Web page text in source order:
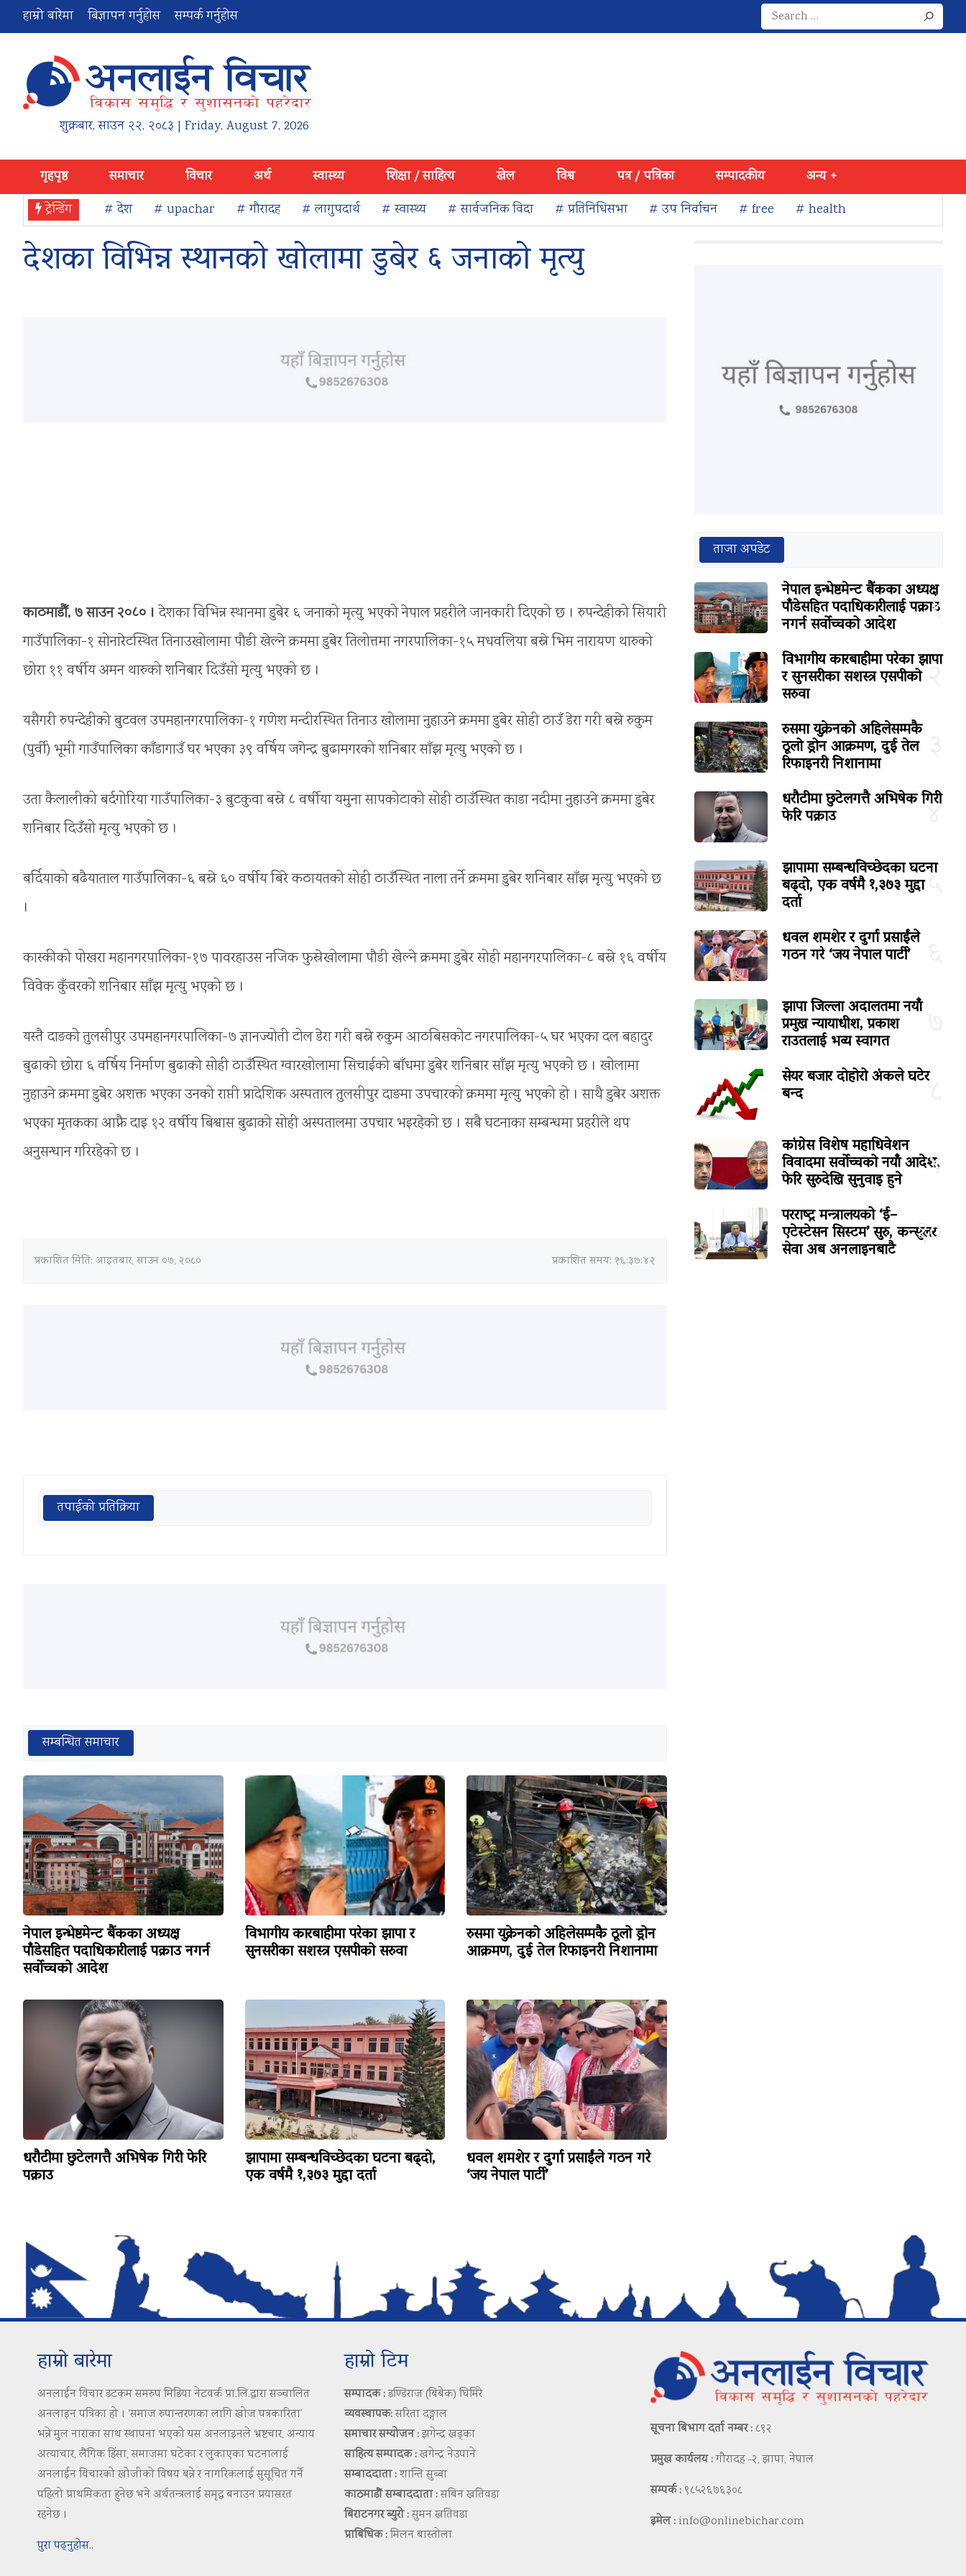
हाम्रो बारेमा बिज्ञापन गर्नुहोस सम्पर्क गर्नुहोस
Search
for:
शुक्रबार,साउन २२, २०८३ | Friday, August 7, 2026
गृहपृष्ठ समाचार विचार अर्थ स्वास्थ्य शिक्षा / साहित्य खेल विश्व पत्र / पत्रिका सम्पादकीय
अन्य +
ट्रेन्डिंग
# देश # upachar # गौरादह # लागुपदार्थ # स्वास्थ्य # सार्वजनिक विदा # प्रतिनिधिसभा # उप निर्वाचन # free # health
देशका विभिन्न स्थानको खोलामा डुबेर ६ जनाको मृत्यु
काठमाडौँ, ७ साउन २०८० । देशका विभिन्न स्थानमा डुबेर ६ जनाको मृत्यु भएको नेपाल प्रहरीले जानकारी दिएको छ । रुपन्देहीको सियारी
गाउँपालिका-१ सोनारेटस्थित तिनाउखोलामा पौडी खेल्ने क्रममा डुबेर तिलोत्तमा नगरपालिका-१५ मधवलिया बस्ने भिम नारायण थारुको
छोरा ११ वर्षीय अमन थारुको शनिबार दिउँसो मृत्यु भएको छ ।
यसैगरी रुपन्देहीको बुटवल उपमहानगरपालिका-१ गणेश मन्दीरस्थित तिनाउ खोलामा नुहाउने क्रममा डुबेर सोही ठाउँ डेरा गरी बस्ने रुकुम
(पुर्वी) भूमी गाउँपालिका काँडागाउँ घर भएका ३९ वर्षिय जगेन्द्र बुढामगरको शनिबार साँझ मृत्यु भएको छ ।
उता कैलालीको बर्दगोरिया गाउँपालिका-३ बुटकुवा बस्ने ८ वर्षीया यमुना सापकोटाको सोही ठाउँस्थित काडा नदीमा नुहाउने क्रममा डुबेर
शनिबार दिउँसो मृत्यु भएको छ ।
बर्दियाको बढैयाताल गाउँपालिका-६ बस्ने ६० वर्षीय बिरे कठायतको सोही ठाउँस्थित नाला तर्ने क्रममा डुबेर शनिबार साँझ मृत्यु भएको छ
।
कास्कीको पोखरा महानगरपालिका-१७ पावरहाउस नजिक फुस्रेखोलामा पौडी खेल्ने क्रममा डुबेर सोही महानगरपालिका-८ बस्ने १६ वर्षीय
विवेक कुँवरको शनिबार साँझ मृत्यु भएको छ ।
यस्तै दाङको तुलसीपुर उपमहानगरपालिका-७ ज्ञानज्योती टोल डेरा गरी बस्ने रुकुम आठबिसकोट नगरपालिका-५ घर भएका दल बहादुर
बुढाको छोरा ६ वर्षिय निर्माण बुढाको सोही ठाउँस्थित ग्वारखोलामा सिचाईको बाँधमा डुबेर शनिबार साँझ मृत्यु भएको छ । खोलामा
नुहाउने क्रममा डुबेर अशक्त भएका उनको राप्ती प्रादेशिक अस्पताल तुलसीपुर दाङमा उपचारको क्रममा मृत्यु भएको हो । साथै डुबेर अशक्त
भएका मृतकका आफ्नै दाइ १२ वर्षीय बिश्वास बुढाको सोही अस्पतालमा उपचार भइरहेको छ । सबै घटनाका सम्बन्धमा प्रहरीले थप
अनुसन्धान गरिरहेको छ ।
प्रकाशित मिति: आइतबार, साउन ०७, २०८० प्रकाशित समय: १६:३७:४२
तपाईको प्रतिक्रिया
सम्बन्धित समाचार
नेपाल इन्भेष्टमेन्ट बैंकका अध्यक्ष
पाँडेसहित पदाधिकारीलाई पक्राउ नगर्न
सर्वोच्चको आदेश
विभागीय कारबाहीमा परेका झापा र
सुनसरीका सशस्त्र एसपीको सरुवा
रुसमा युक्रेनको अहिलेसम्मकै ठूलो ड्रोन
आक्रमण, दुई तेल रिफाइनरी निशानामा
धरौटीमा छुटेलगत्तै अभिषेक गिरी फेरि
पक्राउ
झापामा सम्बन्धविच्छेदका घटना बढ्दो,
एक वर्षमै १,३७३ मुद्दा दर्ता
धवल शमशेर र दुर्गा प्रसाईंले गठन गरे
‘जय नेपाल पार्टी’
ताजा अपडेट
१
नेपाल इन्भेष्टमेन्ट बैंकका अध्यक्ष
पाँडेसहित पदाधिकारीलाई पक्राउ
नगर्न सर्वोच्चको आदेश
२
विभागीय कारबाहीमा परेका झापा
र सुनसरीका सशस्त्र एसपीको
सरुवा
रुसमा युक्रेनको अहिलेसम्मकै
ठूलो ड्रोन आक्रमण, दुई तेल
रिफाइनरी निशानामा
४
धरौटीमा छुटेलगत्तै अभिषेक गिरी
फेरि पक्राउ
५
झापामा सम्बन्धविच्छेदका घटना
बढ्दो, एक वर्षमै १,३७३ मुद्दा
दर्ता
धवल शमशेर र दुर्गा प्रसाईंले
गठन गरे ‘जय नेपाल पार्टी’
झापा जिल्ला अदालतमा नयाँ
प्रमुख न्यायाधीश, प्रकाश
राउतलाई भव्य स्वागत
सेयर बजार दोहोरो अंकले घटेर
बन्द
९
कांग्रेस विशेष महाधिवेशन
विवादमा सर्वोच्चको नयाँ आदेश,
फेरि सुरुदेखि सुनुवाइ हुने
१०
परराष्ट्र मन्त्रालयको ‘ई–
एटेस्टेसन सिस्टम’ सुरु, कन्सुलर
सेवा अब अनलाइनबाटै
हाम्रो बारेमा
अनलाईन विचार डटकम समरुप मिडिया नेटवर्क प्रा.लि.द्वारा सञ्चालित
अनलाइन पत्रिका हो । ‘समाज रुपान्तरणका लागि खोज पत्रकारिता’
भन्ने मुल नाराका साथ स्थापना भएको यस अनलाइनले भ्रष्टचार, अन्याय
अत्याचार, लैंगिक हिंसा, समाजमा घटेका र लुकाएका घटनालाई
अनलाईन विचारको खोजीको विषय बन्ने र नागरिकलाई सुसूचित गर्ने
पहिलो प्राथमिकता हुनेछ भने अर्थतन्त्रलाई समृद्ध बनाउन प्रयासरत
रहनेछ ।
पुरा पढ्नुहोस..
हाम्रो टिम
सम्पादक :डण्डिराज (बिबेक) घिमिरे
व्यवस्थापक:सरिता दङ्गाल
समाचार सम्योजन :झगेन्द्र खड्का
साहित्य सम्पादक :खगेन्द्र नेउपाने
सम्बाददाता :शान्ति सुब्बा
काठमाडौं सम्बाददाता :सबिन खतिवडा
बिराटनगर ब्युरो :सुमन खतिवडा
प्राबिधिक :मिलन बास्तोला
सूचना बिभाग दर्ता नम्बर : ८९२
प्रमुख कार्यलय :गौरादह -२, झापा, नेपाल
सम्पर्क : ९८५२६७६३०८
इमेल : info@onlinebichar.com